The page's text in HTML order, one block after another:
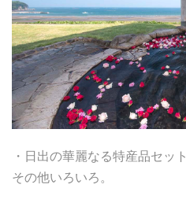
・日出の華麗なる特産品セット
その他いろいろ。